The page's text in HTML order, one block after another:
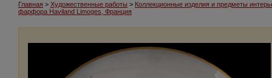
Главная > Художественные работы > Коллекционные изделия и предметы
фарфора Haviland Limoges, Франция